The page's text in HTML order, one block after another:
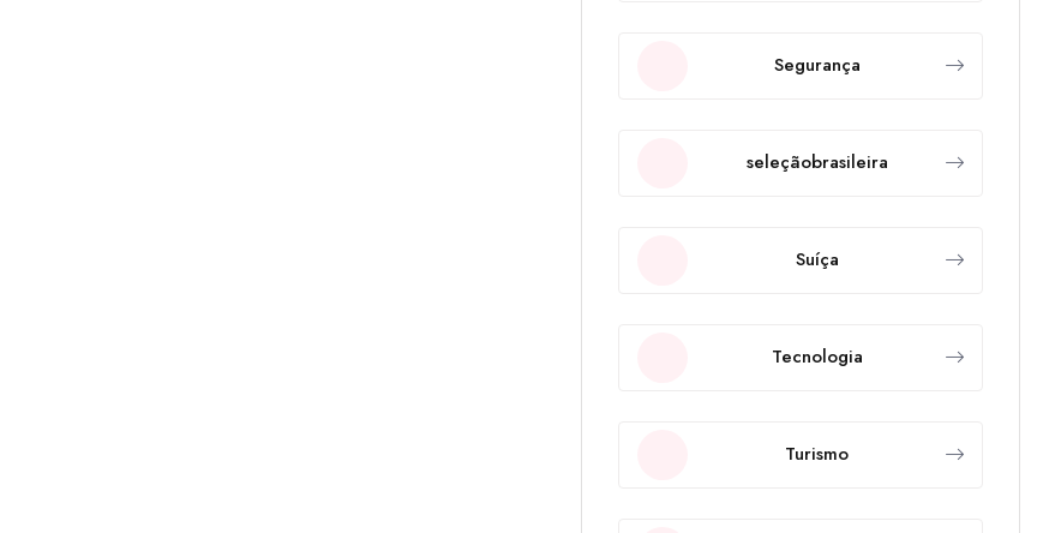
Segurança
seleçãobrasileira
Suíça
Tecnologia
Turismo